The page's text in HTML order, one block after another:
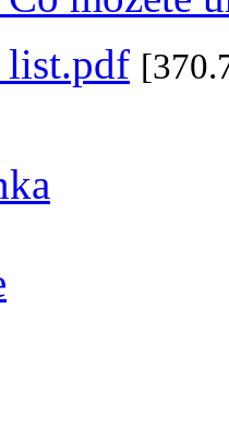
list.pdf